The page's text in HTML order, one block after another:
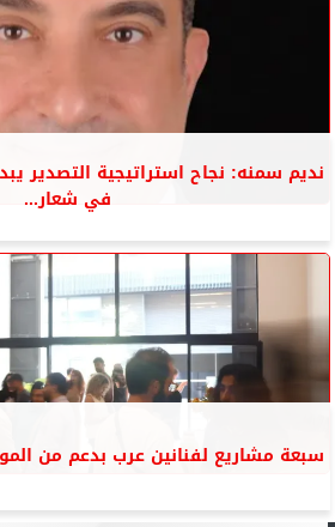
نديم سمنه: نجاح استراتيجية التصدير
في شعار...
سبعة مشاريع لفنانين عرب بدعم من